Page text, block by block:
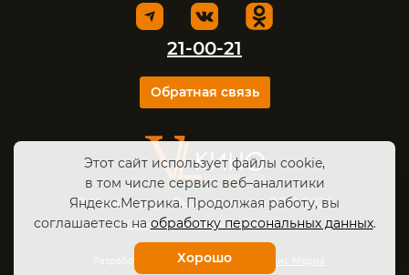
21-00-21
Обратная связь
© Кинотеатр «Высшая лига» 2012-2026
Политика конфиденциальности
Разработка и поддержка:САЙТЫ
Этот сайт использует файлы cookie,
в том числе сервис веб–аналитики
Яндекс.Метрика. Продолжая работу, вы
соглашаетесь на обработку персональных данных.
Хорошо